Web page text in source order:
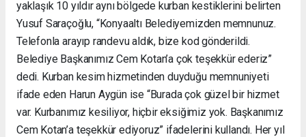
yaklaşık 10 yıldır aynı bölgede kurban kestiklerini belirten
Yusuf Saraçoğlu, “Konyaaltı Belediyemizden memnunuz.
Telefonla arayıp randevu aldık, bize kod gönderildi.
Belediye Başkanımız Cem Kotan’a çok teşekkür ederiz”
dedi. Kurban kesim hizmetinden duyduğu memnuniyeti
ifade eden Harun Aygün ise “Burada çok güzel bir hizmet
var. Kurbanımız kesiliyor, hiçbir eksiğimiz yok. Başkanımız
Cem Kotan’a teşekkür ediyoruz” ifadelerini kullandı. Her yıl